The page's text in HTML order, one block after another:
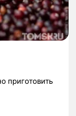
приготовить